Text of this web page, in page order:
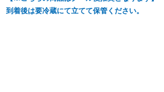
到着後は要冷蔵にて立てて保管ください。